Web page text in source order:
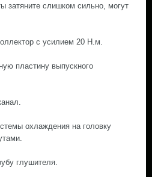
затяните слишком сильно, могут
с усилием 20 Н.м.
пластину выпускного
охлаждения на головку
глушителя.